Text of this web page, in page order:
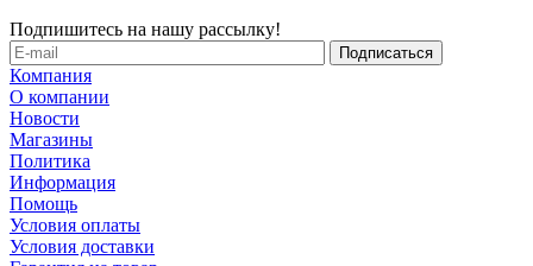
Подпишитесь на нашу рассылку!
Компания
О компании
Новости
Магазины
Политика
Информация
Помощь
Условия оплаты
Условия доставки